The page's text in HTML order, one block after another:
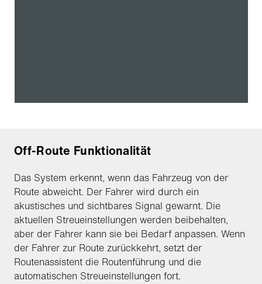
Off-Route Funktionalität
Das System erkennt, wenn das Fahrzeug von der
Route abweicht. Der Fahrer wird durch ein
akustisches und sichtbares Signal gewarnt. Die
aktuellen Streueinstellungen werden beibehalten,
aber der Fahrer kann sie bei Bedarf anpassen. Wenn
der Fahrer zur Route zurückkehrt, setzt der
Routenassistent die Routenführung und die
automatischen Streueinstellungen fort.